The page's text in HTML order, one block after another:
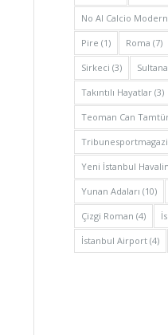
No Al Calcio
Pire (1) Roma (7)
Sirkeci (3)
Takıntılı Hayatlar (3)
Teoman Can
Yeni İstanbul
Yunan Adaları (10)
Çizgi Roman (4)
İstanbul Airport (4)